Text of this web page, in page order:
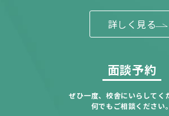
詳しく見る
面談予約
ぜひ一度、校舎にいらしてく
何でもご相談ください。